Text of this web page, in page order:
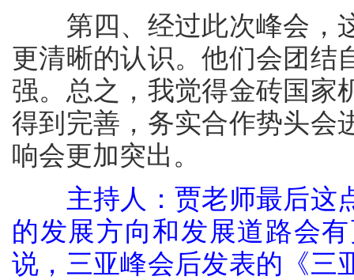
第四、经过此次峰会，
更清晰的认识。他们会团结
强。总之，我觉得金砖国家
得到完善，务实合作势头会
响会更加突出。
主持人：贾老师最后这
的发展方向和发展道路会
说，三亚峰会后发表的《三